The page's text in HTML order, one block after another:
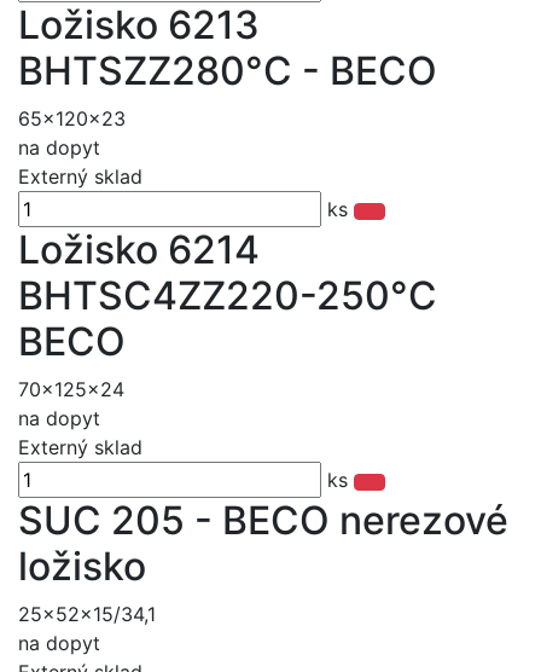
Ložisko 6213
BHTSZZ280°C - BECO
65x120x23
na dopyt
Externý sklad
ks
Ložisko 6214
BHTSC4ZZ220-250°C
BECO
70x125x24
na dopyt
Externý sklad
ks
SUC 205 - BECO nerezové
ložisko
25x52x15/34,1
na dopyt